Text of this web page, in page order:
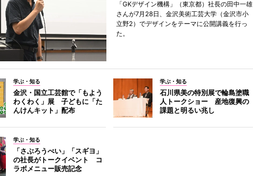
「GKデザイン機構」（東京都）社長の田中一雄
さんが7月28日、金沢美術工芸大学（金沢市小
立野2）でデザインをテーマに公開講義を行っ
た。
学ぶ・知る
金沢・国立工芸館で「もよう
わくわく」展 子どもに「た
んけんキット」配布
学ぶ・知る
石川県美の特別展で輪島塗職
人トークショー 産地復興の
課題と明るい兆し
学ぶ・知る
「さぶろうべい」「スギヨ」
の社長がトークイベント コ
ラボメニュー販売記念